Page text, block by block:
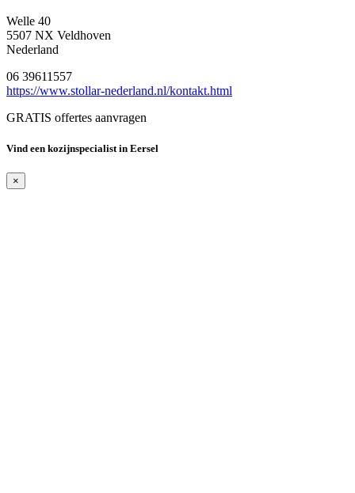
Welle 40
5507 NX Veldhoven
Nederland
06 39611557
https://www.stollar-nederland.nl/kontakt.html
GRATIS offertes aanvragen
Vind een kozijnspecialist in Eersel
×